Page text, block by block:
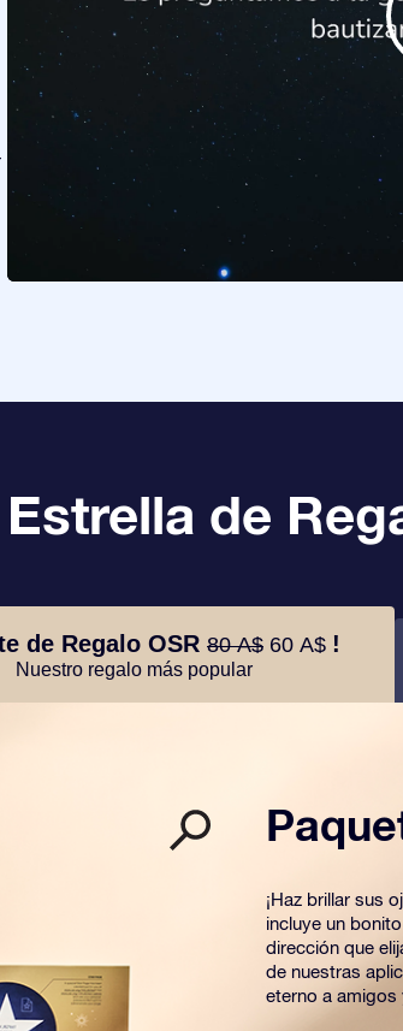
de
de Regalo OSR 80 A$ 60 A$ !
Nuestro regalo más popular
¡Haz brillar sus
incluye un
dirección que
de nuestras
eterno a